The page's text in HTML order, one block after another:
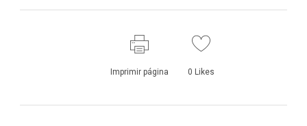
Imprimir página 0 Likes